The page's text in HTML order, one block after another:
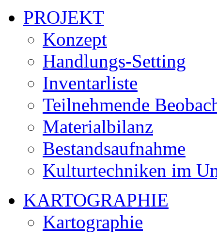
PROJEKT
Konzept
Handlungs-Setting
Inventarliste
Teilnehmende
Materialbilanz
Bestandsaufnahme
Kulturtechniken im
KARTOGRAPHIE
Kartographie